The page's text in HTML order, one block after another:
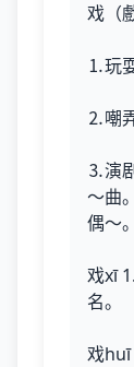
戏（
⒈玩
⒉嘲
⒊演
～曲
偶～
戏xī
名。
戏huī